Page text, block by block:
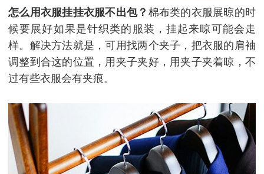
怎么用衣服挂挂衣服不出包？ 棉布类的衣服展晾的时
候要展好如果是针织类的服装，挂起来晾可能会走
样。解决方法就是，可用找两个夹子，把衣服的肩袖
调整到合这的位置，用夹子夹好，用夹子夹着晾，不
过有些衣服会有夹痕。